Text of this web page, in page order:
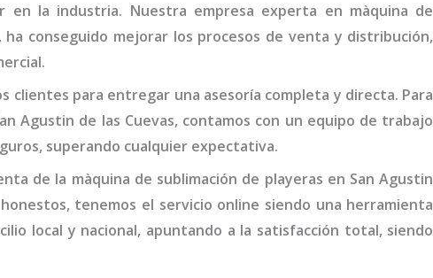
en la industria. Nuestra empresa experta en màquina de
, ha conseguido mejorar los procesos de venta y distribución,
clientes para entregar una asesoría completa y directa. Para
Agustin de las Cuevas, contamos con un equipo de trabajo
superando cualquier expectativa.
de la màquina de sublimación de playeras en San Agustin
tenemos el servicio online siendo una herramienta
local y nacional, apuntando a la satisfacción total, siendo